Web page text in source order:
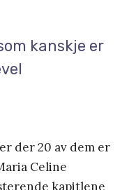
kanskje er
der 20 av dem er
Celine
kapitlene